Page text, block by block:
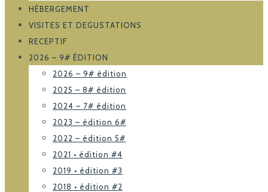
HÉBERGEMENT
VISITES ET DEGUSTATIONS
RECEPTIF
2026 – 9# ÉDITION
2026 – 9# édition
2025 – 8# édition
2024 – 7# édition
2023 – édition 6#
2022 – édition 5#
2021 • édition #4
2019 • édition #3
2018 • édition #2